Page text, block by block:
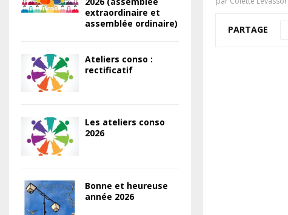
PARTAGE
extraordinaire et
assemblée ordinaire)
Ateliers conso :
rectificatif
Les ateliers conso
2026
Bonne et heureuse
année 2026